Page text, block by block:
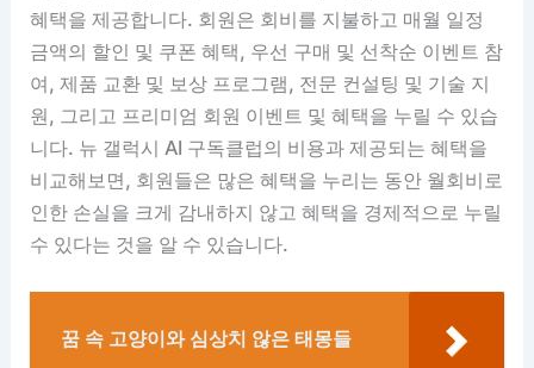
혜택을 제공합니다. 회원은 회비를 지불하고 매월 일정
금액의 할인 및 쿠폰 혜택, 우선 구매 및 선착순 이벤트 참
여, 제품 교환 및 보상 프로그램, 전문 컨설팅 및 기술 지
원, 그리고 프리미엄 회원 이벤트 및 혜택을 누릴 수 있습
니다. 뉴 갤럭시 AI 구독클럽의 비용과 제공되는 혜택을
비교해보면, 회원들은 많은 혜택을 누리는 동안 월회비로
인한 손실을 크게 감내하지 않고 혜택을 경제적으로 누릴
수 있다는 것을 알 수 있습니다.
꿈 속 고양이와 심상치 않은 태몽들